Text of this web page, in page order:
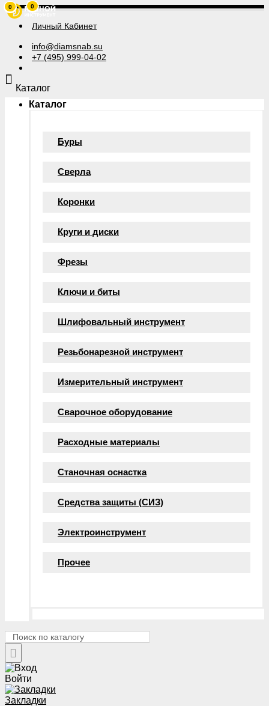
Личный Кабинет
info@diamsnab.su
+7 (495) 999-04-02
0
Каталог
Каталог
Буры
Сверла
Коронки
Круги и диски
Фрезы
Ключи и биты
Шлифовальный инструмент
Резьбонарезной инструмент
Измерительный инструмент
Сварочное оборудование
Расходные материалы
Станочная оснастка
Средства защиты (СИЗ)
Электроинструмент
Прочее
Войти
0
Закладки